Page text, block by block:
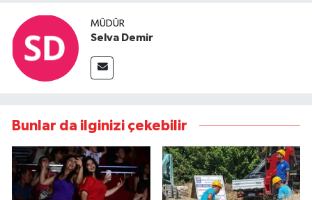
MÜDÜR
Selva Demir
Bunlar da ilginizi çekebilir